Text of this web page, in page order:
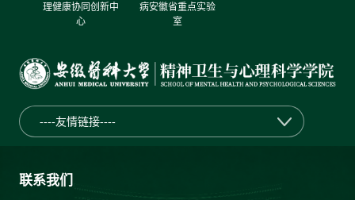
理健康协同创新中
心
病安徽省重点实验
室
----友情链接----
联系我们